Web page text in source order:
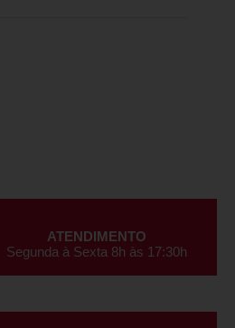
ATENDIMENTO
Segunda à Sexta 8h às 17:30h